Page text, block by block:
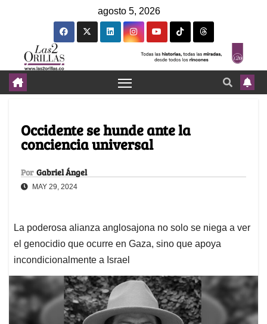
agosto 5, 2026
Occidente se hunde ante la
conciencia universal
Por Gabriel Ángel
MAY 29, 2024
La poderosa alianza anglosajona no solo se niega a ver
el genocidio que ocurre en Gaza, sino que apoya
incondicionalmente a Israel